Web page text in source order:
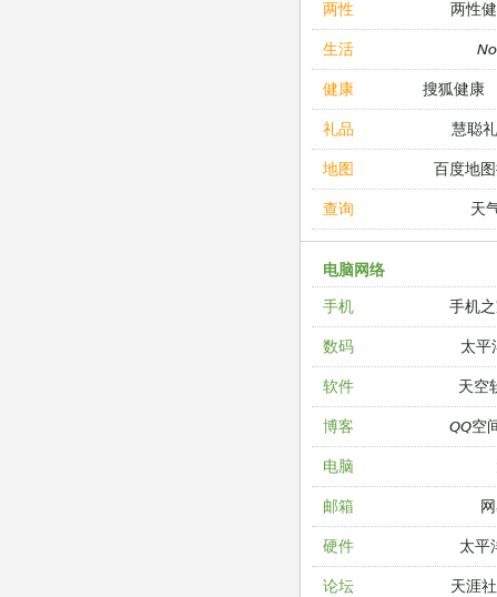
两性 两性
生活
健康 搜狐健康
礼品 慧聪
地图 百度地
查询 天
电脑网络
手机
手机
数码 太平
软件 天空
博客 QQ空
电脑
邮箱
硬件 太平
论坛 天涯